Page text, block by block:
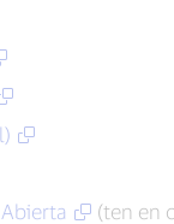
(ten en